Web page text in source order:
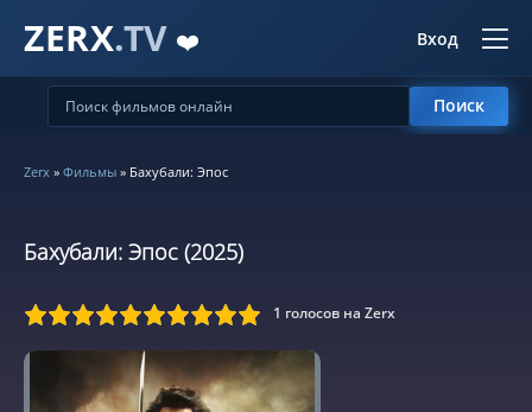
ZERX.TV ❤️ Вход
Поиск
Zerx » Фильмы » Бахубали: Эпос
Бахубали: Эпос (2025)
6 7 8 9 10 1 голосов на Zerx